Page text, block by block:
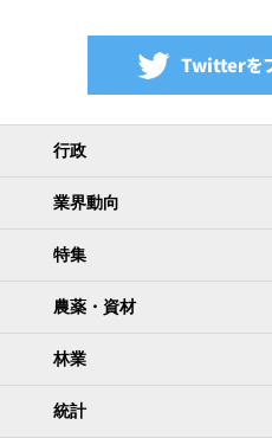
行政
業界動向
特集
農薬・資材
林業
統計